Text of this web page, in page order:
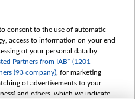
PL
Now
Shorts
History
consent to the use of automatic
access to information on your end
of your personal data by
Partners from IAB* (1201
(93 company) , for marketing
of advertisements to your
and others, which we indicate